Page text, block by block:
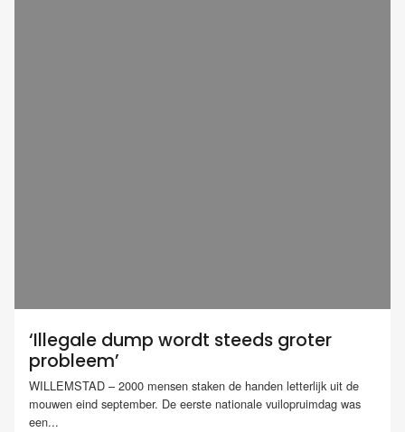
‘Illegale dump wordt steeds groter
probleem’
WILLEMSTAD – 2000 mensen staken de handen letterlijk uit de
mouwen eind september. De eerste nationale vuilopruimdag was
een...